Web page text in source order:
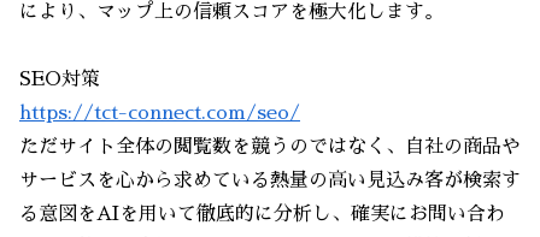
により、マップ上の信頼スコアを極大化します。
SEO対策
https://tct-connect.com/seo/
ただサイト全体の閲覧数を競うのではなく、自社の商品や
サービスを心から求めている熱量の高い見込み客が検索す
る意図をAIを用いて徹底的に分析し、確実にお問い合わ